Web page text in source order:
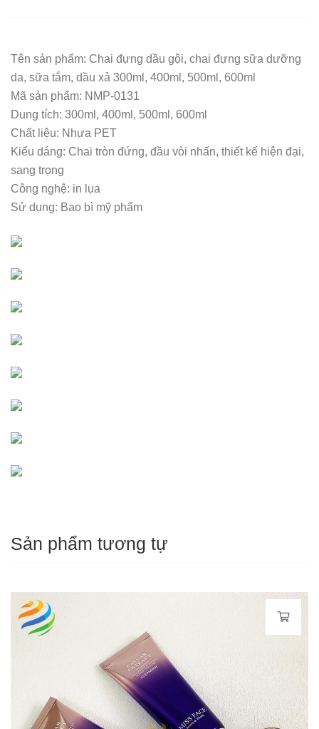
Tên sản phẩm: Chai đựng dầu gội, chai đựng sữa dưỡng
da, sữa tắm, dầu xả 300ml, 400ml, 500ml, 600ml
Mã sản phẩm: NMP-0131
Dung tích: 300ml, 400ml, 500ml, 600ml
Chất liệu: Nhựa PET
Kiểu dáng: Chai tròn đứng, đầu vòi nhấn, thiết kế hiện đại,
sang trọng
Công nghệ: in lụa
Sử dụng: Bao bì mỹ phẩm
Sản phẩm tương tự